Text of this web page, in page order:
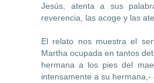
Jesús, atenta a sus
reverencia, las acoge y las
El relato nos muestra el
Martha ocupada en tantos
hermana a los pies del
intensamente a su